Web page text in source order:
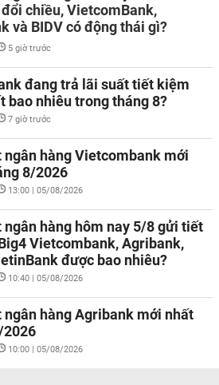
đổi chiều, VietcomBank,
và BIDV có động thái gì?
5 giờ trước
đang trả lãi suất tiết kiệm
bao nhiêu trong tháng 8?
7 giờ trước
ngân hàng Vietcombank mới
8/2026
13:00 | 05/08/2026
ngân hàng hôm nay 5/8 gửi tiết
Vietcombank, Agribank,
được bao nhiêu?
10:40 | 05/08/2026
ngân hàng Agribank mới nhất
2026
10:00 | 05/08/2026